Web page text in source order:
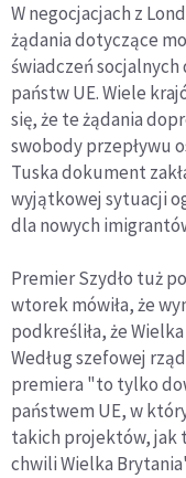
W negocjacjach z
żądania dotyczące
świadczeń
państw UE. Wiele
się, że te żądania
swobody przepływu
Tuska dokument
wyjątkowej sytuacji
dla nowych
Premier Szydło tuż
wtorek mówiła, że
podkreśliła, że
Według szefowej
premiera "to tylko
państwem UE, w
takich projektów, jak
chwili Wielka